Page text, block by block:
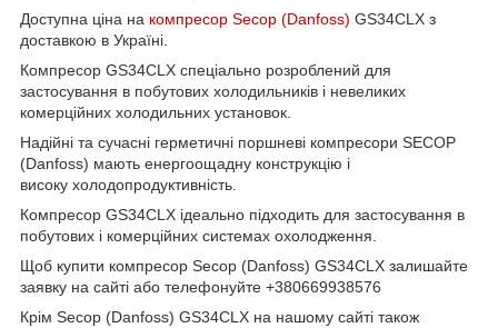
Доступна ціна на компресор Secop (Danfoss) GS34CLX з
доставкою в Україні.
Компресор GS34CLX спеціально розроблений для
застосування в побутових холодильників і невеликих
комерційних холодильних установок.
Надійні та сучасні герметичні поршневі компресори SECOP
(Danfoss) мають енергоощадну конструкцію і
високу холодопродуктивність.
Компресор GS34CLX ідеально підходить для застосування в
побутових і комерційних системах охолодження.
Щоб купити компресор Secop (Danfoss) GS34CLX залишайте
заявку на сайті або телефонуйте +380669938576
Крім Secop (Danfoss) GS34CLX на нашому сайті також